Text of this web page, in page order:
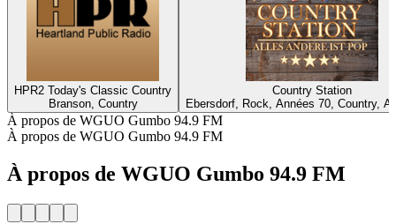
HPR2 Today's Classic Country
Branson, Country
Country Station
Ebersdorf, Rock, Années 70, Country,
À propos de WGUO Gumbo 94.9 FM
À propos de WGUO Gumbo 94.9 FM
À propos de WGUO Gumbo 94.9 FM